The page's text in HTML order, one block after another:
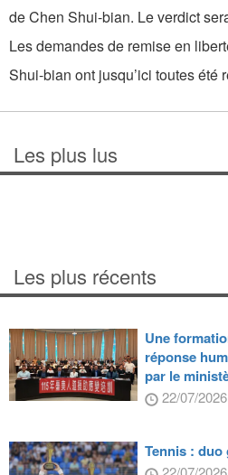
de Chen Shui-bian. Le verdict
Les demandes de remise en
Shui-bian ont jusqu’ici toutes été
Les plus lus
Les plus récents
Une
réponse
par le
22/07/2026
Tennis : duo